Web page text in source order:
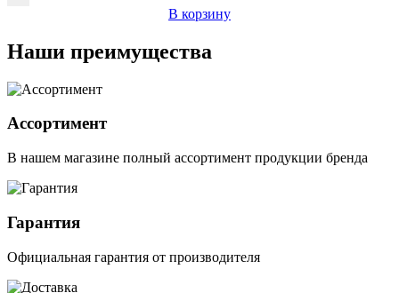
В корзину
Наши преимущества
Ассортимент
В нашем магазине полный ассортимент продукции бренда
Гарантия
Официальная гарантия от производителя